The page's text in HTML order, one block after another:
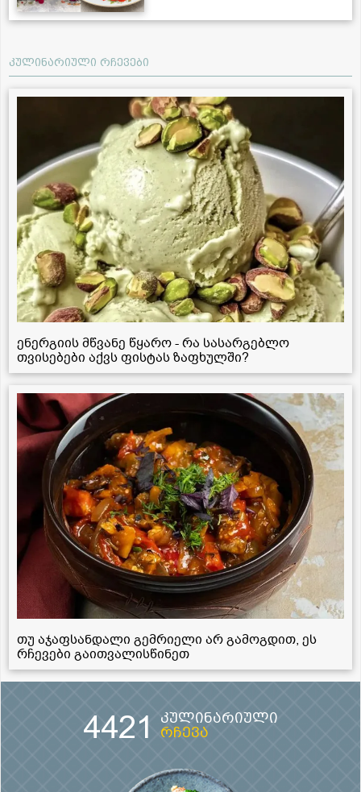
წვალების გარეშე
კულინარიული რჩევები
ენერგიის მწვანე წყარო - რა სასარგებლო
თვისებები აქვს ფისტას ზაფხულში?
თუ აჯაფსანდალი გემრიელი არ გამოგდით, ეს
რჩევები გაითვალისწინეთ
4421
კულინარიული
რჩევა